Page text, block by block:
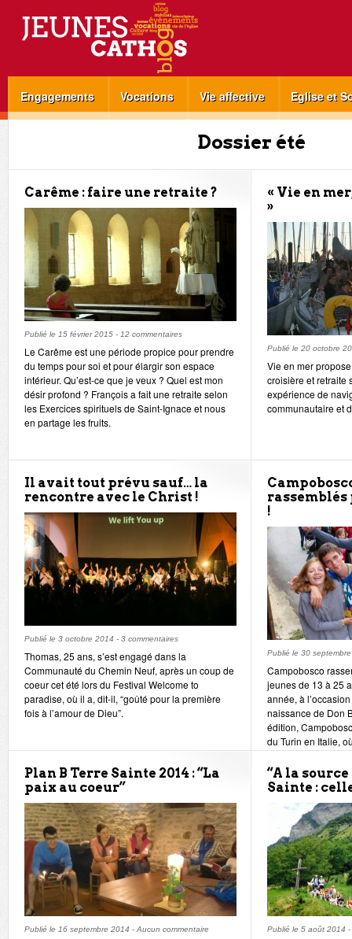
Engagements Vocations Vie affective Eglise et
Dossier été
Carême : faire une retraite ?
Publié le 15 février 2015 - 12 commentaires
Le Carême est une période propice pour prendre
du temps pour soi et pour élargir son espace
intérieur. Qu’est-ce que je veux ? Quel est mon
désir profond ? François a fait une retraite selon
les Exercices spirituels de Saint-Ignace et nous
en partage les fruits.
« Vie en
»
Publié le 20 octobre
Vie en mer
croisière et retraite
expérience de
communautaire et
Il avait tout prévu sauf… la
rencontre avec le Christ !
Publié le 3 octobre 2014 - 3 commentaires
Thomas, 25 ans, s’est engagé dans la
Communauté du Chemin Neuf, après un coup de
coeur cet été lors du Festival Welcome to
paradise, où il a, dit-il, “goûté pour la première
fois à l’amour de Dieu”.
rassemblés
!
Publié le 30
Campobosco
jeunes de 13 à 25
année, à
naissance de Don
édition,
du Turin en Italie,
20 ans est
au Campobosco
Plan B Terre Sainte 2014 : “La
paix au coeur”
Publié le 16 septembre 2014 - Aucun commentaire
“A la
Sainte :
Publié le 5 août 2014 -